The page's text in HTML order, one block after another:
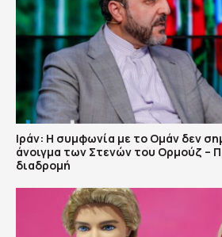
Ιράν: Η συμφωνία με το Ομάν δεν
άνοιγμα των Στενών του Ορμούζ –
διαδρομή